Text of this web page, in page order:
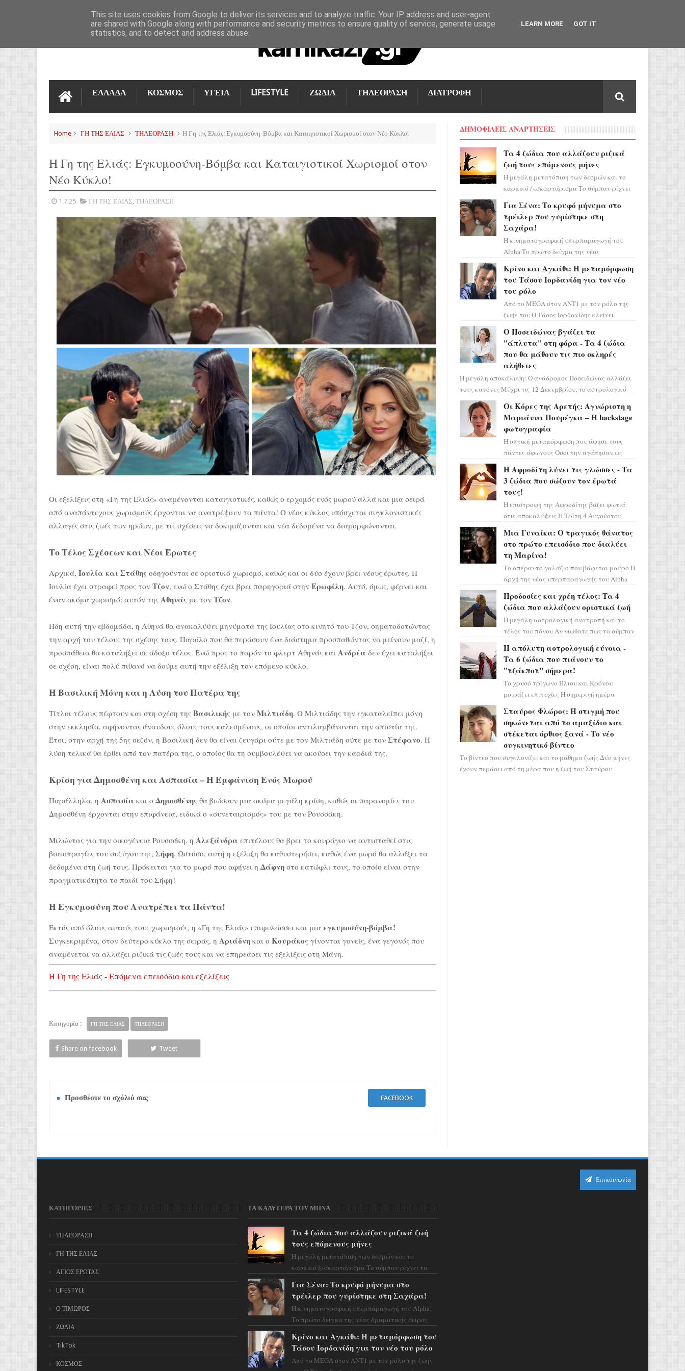
ΕΠΙΚΟΙΝΩΝΊΑ
ΕΛΛΑΔΑ ΚΟΣΜΟΣ ΥΓΕΙΑ LIFESTYLE ΖΩΔΙΑ ΤΗΛΕΟΡΑΣΗ ΔΙΑΤΡΟΦΗ
Home ΓΗ ΤΗΣ ΕΛΙΑΣ ΤΗΛΕΟΡΑΣΗ Η Γη της Ελιάς: Εγκυμοσύνη-Βόμβα και Καταιγιστικοί Χωρισμοί στον Νέο Κύκλο!
Η Γη της Ελιάς: Εγκυμοσύνη-Βόμβα και Καταιγιστικοί Χωρισμοί στον
Νέο Κύκλο!
1.7.25 ΓΗ ΤΗΣ ΕΛΙΑΣ, ΤΗΛΕΟΡΑΣΗ
Οι εξελίξεις στη «Γη της Ελιάς» αναμένονται καταιγιστικές, καθώς ο ερχομός ενός μωρού αλλά και μια σειρά
από αναπάντεχους χωρισμούς έρχονται να ανατρέψουν τα πάντα! Ο νέος κύκλος υπόσχεται συγκλονιστικές
αλλαγές στις ζωές των ηρώων, με τις σχέσεις να δοκιμάζονται και νέα δεδομένα να διαμορφώνονται.
Το Τέλος Σχέσεων και Νέοι Έρωτες
Αρχικά, Ιουλία και Στάθης οδηγούνται σε οριστικό χωρισμό, καθώς και οι δύο έχουν βρει νέους έρωτες. Η
Ιουλία έχει στραφεί προς τον Τζον, ενώ ο Στάθης έχει βρει παρηγοριά στην Ερωφίλη. Αυτό, όμως, φέρνει και
έναν ακόμα χωρισμό: αυτόν της Αθηνάς με τον Τζον.
Ήδη αυτή την εβδομάδα, η Αθηνά θα ανακαλύψει μηνύματα της Ιουλίας στο κινητό του Τζον, σηματοδοτώντας
την αρχή του τέλους της σχέσης τους. Παρόλο που θα περάσουν ένα διάστημα προσπαθώντας να μείνουν μαζί, η
προσπάθεια θα καταλήξει σε άδοξο τέλος. Ενώ προς το παρόν το φλερτ Αθηνάς και Ανδρέα δεν έχει καταλήξει
σε σχέση, είναι πολύ πιθανό να δούμε αυτή την εξέλιξη τον επόμενο κύκλο.
Η Βασιλική Μόνη και η Λύση του Πατέρα της
Τίτλοι τέλους πέφτουν και στη σχέση της Βασιλικής με τον Μιλτιάδη. Ο Μιλτιάδης την εγκαταλείπει μόνη
στην εκκλησία, αφήνοντας άναυδους όλους τους καλεσμένους, οι οποίοι αντιλαμβάνονται την απιστία της.
Έτσι, στην αρχή της 5ης σεζόν, η Βασιλική δεν θα είναι ζευγάρι ούτε με τον Μιλτιάδη ούτε με τον Στέφανο. Η
λύση τελικά θα έρθει από τον πατέρα της, ο οποίος θα τη συμβουλέψει να ακούσει την καρδιά της.
Κρίση για Δημοσθένη και Ασπασία – Η Εμφάνιση Ενός Μωρού
Παράλληλα, η Ασπασία και ο Δημοσθένης θα βιώσουν μια ακόμα μεγάλη κρίση, καθώς οι παρανομίες του
Δημοσθένη έρχονται στην επιφάνεια, ειδικά ο «συνεταιρισμός» του με τον Ρουσσάκη.
Μιλώντας για την οικογένεια Ρουσσάκη, η Αλεξάνδρα επιτέλους θα βρει το κουράγιο να αντισταθεί στις
βιαιοπραγίες του συζύγου της, Σήφη. Ωστόσο, αυτή η εξέλιξη θα καθυστερήσει, καθώς ένα μωρό θα αλλάξει τα
δεδομένα στη ζωή τους. Πρόκειται για το μωρό που αφήνει η Δάφνη στο κατώφλι τους, το οποίο είναι στην
πραγματικότητα το παιδί του Σήφη!
Η Εγκυμοσύνη που Ανατρέπει τα Πάντα!
Εκτός από όλους αυτούς τους χωρισμούς, η «Γη της Ελιάς» επιφυλάσσει και μια εγκυμοσύνη-βόμβα!
Συγκεκριμένα, στον δεύτερο κύκλο της σειράς, η Αριάδνη και ο Κουράκος γίνονται γονείς, ένα γεγονός που
αναμένεται να αλλάξει ριζικά τις ζωές τους και να επηρεάσει τις εξελίξεις στη Μάνη.
Η Γη της Ελιάς - Επόμενα επεισόδια και εξελίξεις
Κατηγορία : ΓΗ ΤΗΣ ΕΛΙΑΣ ΤΗΛΕΟΡΑΣΗ
Share on facebook Tweet
Προσθέστε το σχόλιό σας FACEBOOK
ΔΗΜΟΦΙΛΕΙΣ ΑΝΑΡΤΗΣΕΙΣ
Τα 4 ζώδια που αλλάζουν ριζικά
ζωή τους επόμενους μήνες
Η μεγάλη μετατόπιση των δεσμών και το
καρμικό ξεσκαρτάρισμα Το σύμπαν ρίχνει
προειδοποιεί: οι σελην...
Για Σένα: Το κρυφό μήνυμα στο
τρέιλερ που γυρίστηκε στη
Σαχάρα!
Η κινηματογραφική υπερπαραγωγή του
Alpha Το πρώτο δείγμα της νέας
η αισθητική του ξεπερνά κάθε π...
Κρίνο και Αγκάθι: Η μεταμόρφωση
του Τάσου Ιορδανίδη για τον νέο
του ρόλο
Από το MEGA στον ΑΝΤ1 με τον ρόλο της
ζωής του Ο Τάσος Ιορδανίδης κλείνει
επιτυχίας «Μια Νύχτα Μόνο» ...
Ο Ποσειδώνας βγάζει τα
"άπλυτα" στη φόρα - Τα 4 ζώδια
που θα μάθουν τις πιο σκληρές
αλήθειες
Η μεγάλη αποκάλυψη: Ο ανάδρομος Ποσειδώνας αλλάζει
τους κανόνες Μέχρι τις 12 Δεκεμβρίου, το αστρολογικό
σκηνικό θυμίζει ταινία μυστηρίου ...
Οι Κόρες της Αρετής: Αγνώριστη η
Μαριάννα Πουρέγκα – H backstage
φωτογραφία
Η οπτική μεταμόρφωση που άφησε τους
πάντες άφωνους Όσοι την αγάπησαν ως
πρέπει τώρα να προετοιμαστο...
Η Αφροδίτη λύνει τις γλώσσες - Τα
3 ζώδια που σώζουν τον έρωτά
τους!
Η επιστροφή της Αφροδίτης βάζει φωτιά
στις αποκαλύψεις Η Τρίτη 4 Αυγούστου
ορόσημο, καθώς η Αφροδίτη πρ...
Μια Γυναίκα: Ο τραγικός θάνατος
στο πρώτο επεισόδιο που διαλύει
τη Μαρίνα!
Το απέραντο γαλάζιο που βάφεται μαύρο Η
αρχή της νέας υπερπαραγωγής του Alpha
πλημμυρισμένο από...
Προδοσίες και χρέη τέλος: Τα 4
ζώδια που αλλάζουν οριστικά ζωή
Η μεγάλη αστρολογική ανατροπή και το
τέλος του πόνου Αν νιώθατε πως το σύμπαν
πάρετε μια βαθιά α...
Η απόλυτη αστρολογική εύνοια -
Τα 6 ζώδια που πιάνουν το
"τζάκποτ" σήμερα!
Το χρυσό τρίγωνο Ήλιου και Κρόνου
μοιράζει επιτυχίες Η σημερινή ημέρα
αποδεικνύοντας πως η πραγματική
επιτυχί...
Σταύρος Φλώρος: Η στιγμή που
σηκώνεται από το αμαξίδιο και
στέκεται όρθιος ξανά - Το νέο
συγκινητικό βίντεο
Το βίντεο που συγκλονίζει και το μάθημα ζωής Δύο μήνες
έχουν περάσει από τη μέρα που η ζωή του Σταύρου
Επικοινωνία
ΚΑΤΗΓΟΡΙΕΣ
ΤΗΛΕΟΡΑΣΗ
ΓΗ ΤΗΣ ΕΛΙΑΣ
ΑΓΙΟΣ ΕΡΩΤΑΣ
LIFESTYLE
Ο ΤΙΜΩΡΟΣ
ΖΩΔΙΑ
TikTok
ΚΟΣΜΟΣ
ΤΑ ΚΑΛΥΤΕΡΑ ΤΟΥ ΜΗΝΑ
Τα 4 ζώδια που αλλάζουν ριζικά ζωή
τους επόμενους μήνες
Η μεγάλη μετατόπιση των δεσμών και το
καρμικό ξεσκαρτάρισμα Το σύμπαν ρίχνει τα
προειδοποιεί: οι σελην...
Για Σένα: Το κρυφό μήνυμα στο
τρέιλερ που γυρίστηκε στη Σαχάρα!
Η κινηματογραφική υπερπαραγωγή του Alpha
Το πρώτο δείγμα της νέας δραματικής σειράς
κάθε π...
Κρίνο και Αγκάθι: Η μεταμόρφωση του
Τάσου Ιορδανίδη για τον νέο του ρόλο
Από το MEGA στον ΑΝΤ1 με τον ρόλο της ζωής
This site uses cookies from Google to deliver its services and to analyze traffic. Your IP address and user-agent
are shared with Google along with performance and security metrics to ensure quality of service, generate usage
statistics, and to detect and address abuse.
LEARN MORE GOT IT